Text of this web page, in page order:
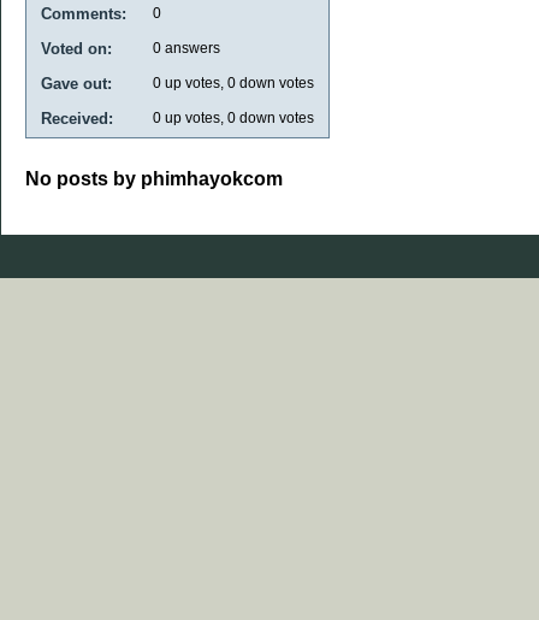
Comments: 0
Voted on: 0 answers
Gave out: 0 up votes, 0 down votes
Received: 0 up votes, 0 down votes
No posts by phimhayokcom